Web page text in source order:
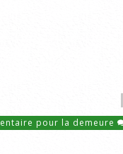
pour la demeure